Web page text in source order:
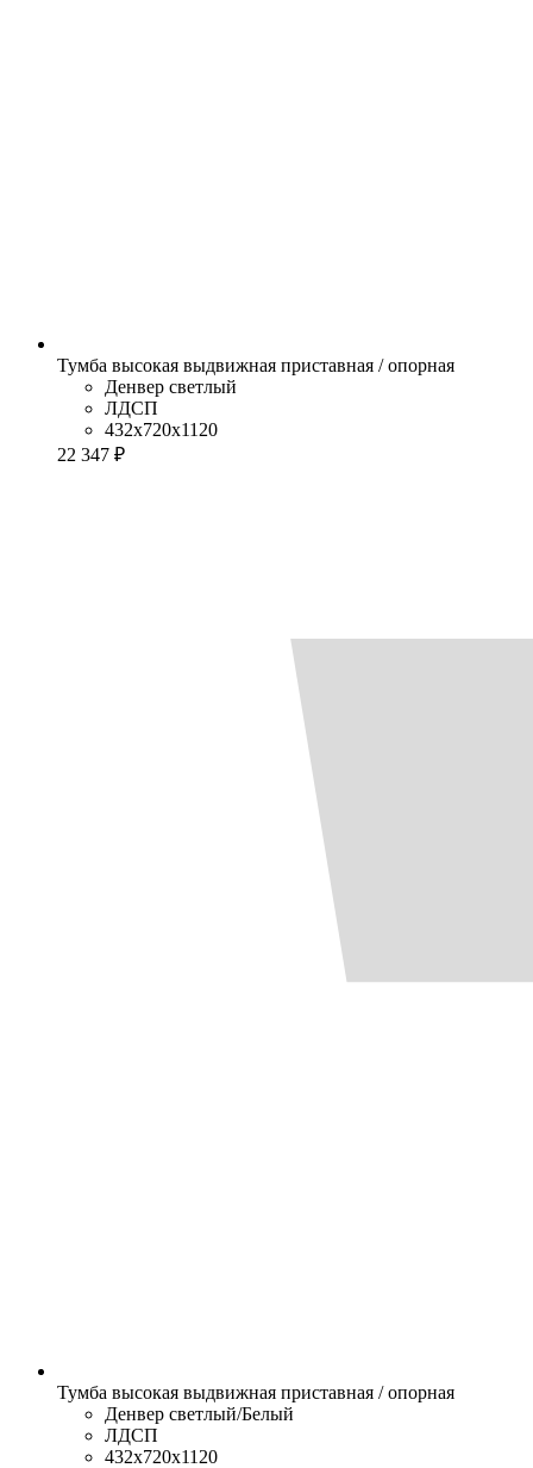
Тумба высокая выдвижная приставная / опорная
Денвер светлый
ЛДСП
432x720x1120
22 347 ₽
Тумба высокая выдвижная приставная / опорная
Денвер светлый/Белый
ЛДСП
432x720x1120